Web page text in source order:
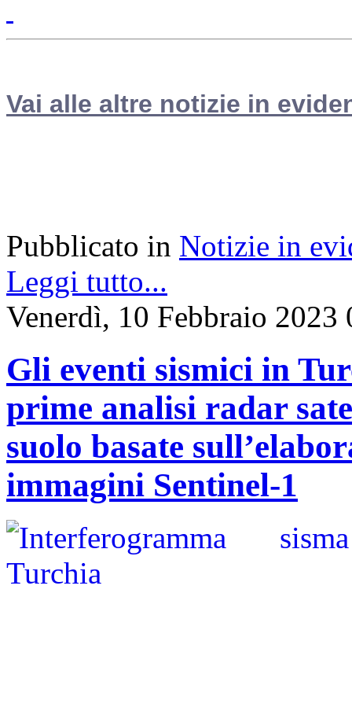
Vai alle altre notizie in
Pubblicato in Notizie in
Leggi tutto...
Venerdì, 10 Febbraio 2023
Gli eventi sismici in
prime analisi radar
suolo basate
immagini Sentinel-1